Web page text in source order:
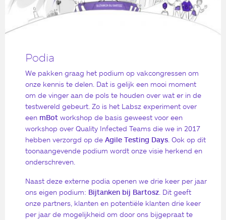
Podia
We pakken graag het podium op vakcongressen om
onze kennis te delen. Dat is gelijk een mooi moment
om de vinger aan de pols te houden over wat er in de
testwereld gebeurt. Zo is het Labsz experiment over
een mBot workshop de basis geweest voor een
workshop over Quality Infected Teams die we in 2017
hebben verzorgd op de Agile Testing Days . Ook op dit
toonaangevende podium wordt onze visie herkend en
onderschreven.
Naast deze externe podia openen we drie keer per jaar
ons eigen podium: Bijtanken bij Bartosz . Dit geeft
onze partners, klanten en potentiële klanten drie keer
per jaar de mogelijkheid om door ons bijgepraat te